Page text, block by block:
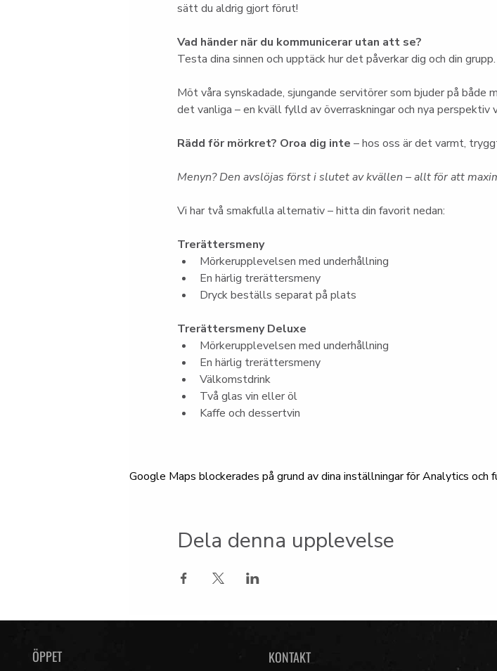
sätt du aldrig gjort förut!
Vad händer när du kommunicerar utan att se?
Testa dina sinnen och upptäck hur det påverkar dig och din grupp.
Möt våra synskadade, sjungande servitörer som bjuder på både
det vanliga – en kväll fylld av överraskningar och nya perspektiv
Rädd för mörkret? Oroa dig inte – hos oss är det varmt,
Menyn? Den avslöjas först i slutet av kvällen – allt för att
Vi har två smakfulla alternativ – hitta din favorit nedan:
Trerättersmeny
Mörkerupplevelsen med underhållning
En härlig trerättersmeny
Dryck beställs separat på plats
Trerättersmeny Deluxe
Mörkerupplevelsen med underhållning
En härlig trerättersmeny
Välkomstdrink
Två glas vin eller öl
Kaffe och dessertvin
Google Maps blockerades på grund av dina inställningar för Analytics och
Dela denna upplevelse
ÖPPET KONTAKT